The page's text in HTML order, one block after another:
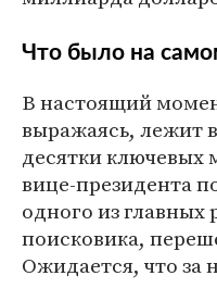
Что было на
В настоящий
выражаясь, лежит
десятки ключевых
вице-президента
одного из главных
поисковика,
Ожидается, что за